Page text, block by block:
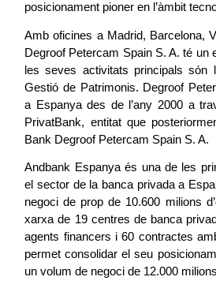
posicionament pioner en l’àmbit
Amb oficines a Madrid, Barcelona,
Degroof Petercam Spain S. A. té un
les seves activitats principals són
Gestió de Patrimonis. Degroof
a Espanya des de l’any 2000 a
PrivatBank, entitat que
Bank Degroof Petercam Spain S. A.
Andbank Espanya és una de les
el sector de la banca privada a
negoci de prop de 10.600 milions
xarxa de 19 centres de banca
agents financers i 60 contractes
permet consolidar el seu
un volum de negoci de 12.000